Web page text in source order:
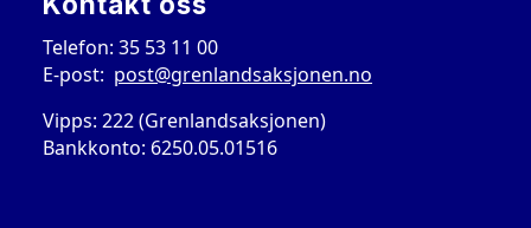
Telefon: 35 53 11 00
E-post: post@grenlandsaksjonen.no
Vipps: 222 (Grenlandsaksjonen)
Bankkonto: 6250.05.01516